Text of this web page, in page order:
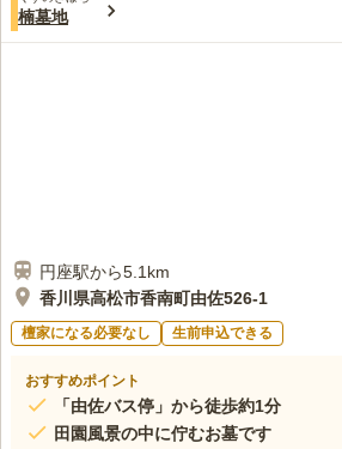
楠墓地
円座駅から5.1km
香川県高松市香南町由佐526-1
檀家になる必要なし 生前申込できる
おすすめポイント
「由佐バス停」から徒歩約1分
田園風景の中に佇むお墓です